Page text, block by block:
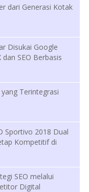
dari Generasi Kotak
Disukai Google
SEO Berbasis
Terintegrasi
Sportivo 2018 Dual
Kompetitif di
SEO melalui
Digital